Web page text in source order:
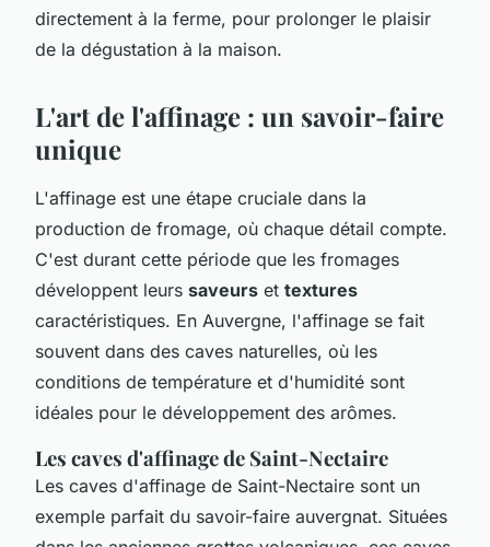
directement à la ferme, pour prolonger le plaisir
de la dégustation à la maison.
L'art de l'affinage : un savoir-faire
unique
L'affinage est une étape cruciale dans la
production de fromage, où chaque détail compte.
C'est durant cette période que les fromages
développent leurs saveurs et textures
caractéristiques. En Auvergne, l'affinage se fait
souvent dans des caves naturelles, où les
conditions de température et d'humidité sont
idéales pour le développement des arômes.
Les caves d'affinage de Saint-Nectaire
Les caves d'affinage de Saint-Nectaire sont un
exemple parfait du savoir-faire auvergnat. Situées